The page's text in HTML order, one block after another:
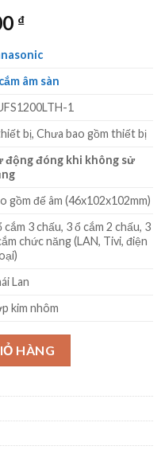
₫.
₫Giá
tại
là:
1.012.200 ₫.
âm sàn
1
bị, Chưa bao gồm thiết bị
động đóng khi không sử
gồm đế âm (46x102x102mm)
cắm 3 chấu, 3 ổ cắm 2 chấu, 3
chức năng (LAN, Tivi, điện
Lan
kim nhôm
DUFS1200LTH-1 tự đóng số
HÀNG